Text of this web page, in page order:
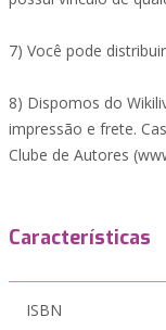
7) Você pode
8) Dispomos do
impressão e frete.
Clube de Autores
Características
ISBN